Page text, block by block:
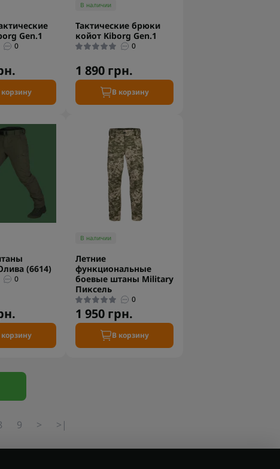
Gen.1
0
корзину
В наличии
Тактические брюки
койот Kiborg Gen.1
0
1 890 грн.
В корзину
(6614)
0
корзину
В наличии
Летние
функциональные
боевые штаны Military
Пиксель
0
1 950 грн.
В корзину
9 > >|